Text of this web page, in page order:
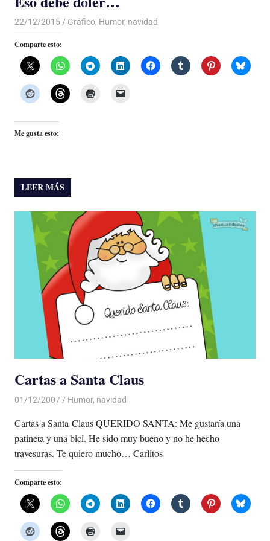
22/12/2015 Luis Castellanos
Gráfico, Humor, navidad
Comparte esto:
Me gusta esto:
LEER MÁS
Cartas a Santa Claus
01/12/2007 Luis Castellanos
Humor, navidad
Cartas a Santa Claus QUERIDO SANTA: Me gustaría una
patineta y una bici. He sido muy bueno y no he hecho
travesuras. Te quiero mucho… Carlitos
Comparte esto: